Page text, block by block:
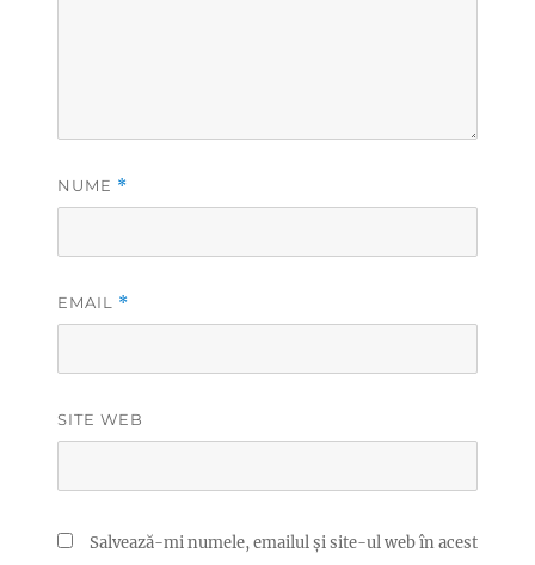
NUME *
EMAIL *
SITE WEB
Salvează-mi numele, emailul și site-ul web în acest